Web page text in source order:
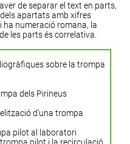
de separar el text en parts,
apartats amb xifres
ha numeració romana, la
les parts és correlativa.
sobre la trompa
dels Pirineus
d’una trompa
pilot al laboratori